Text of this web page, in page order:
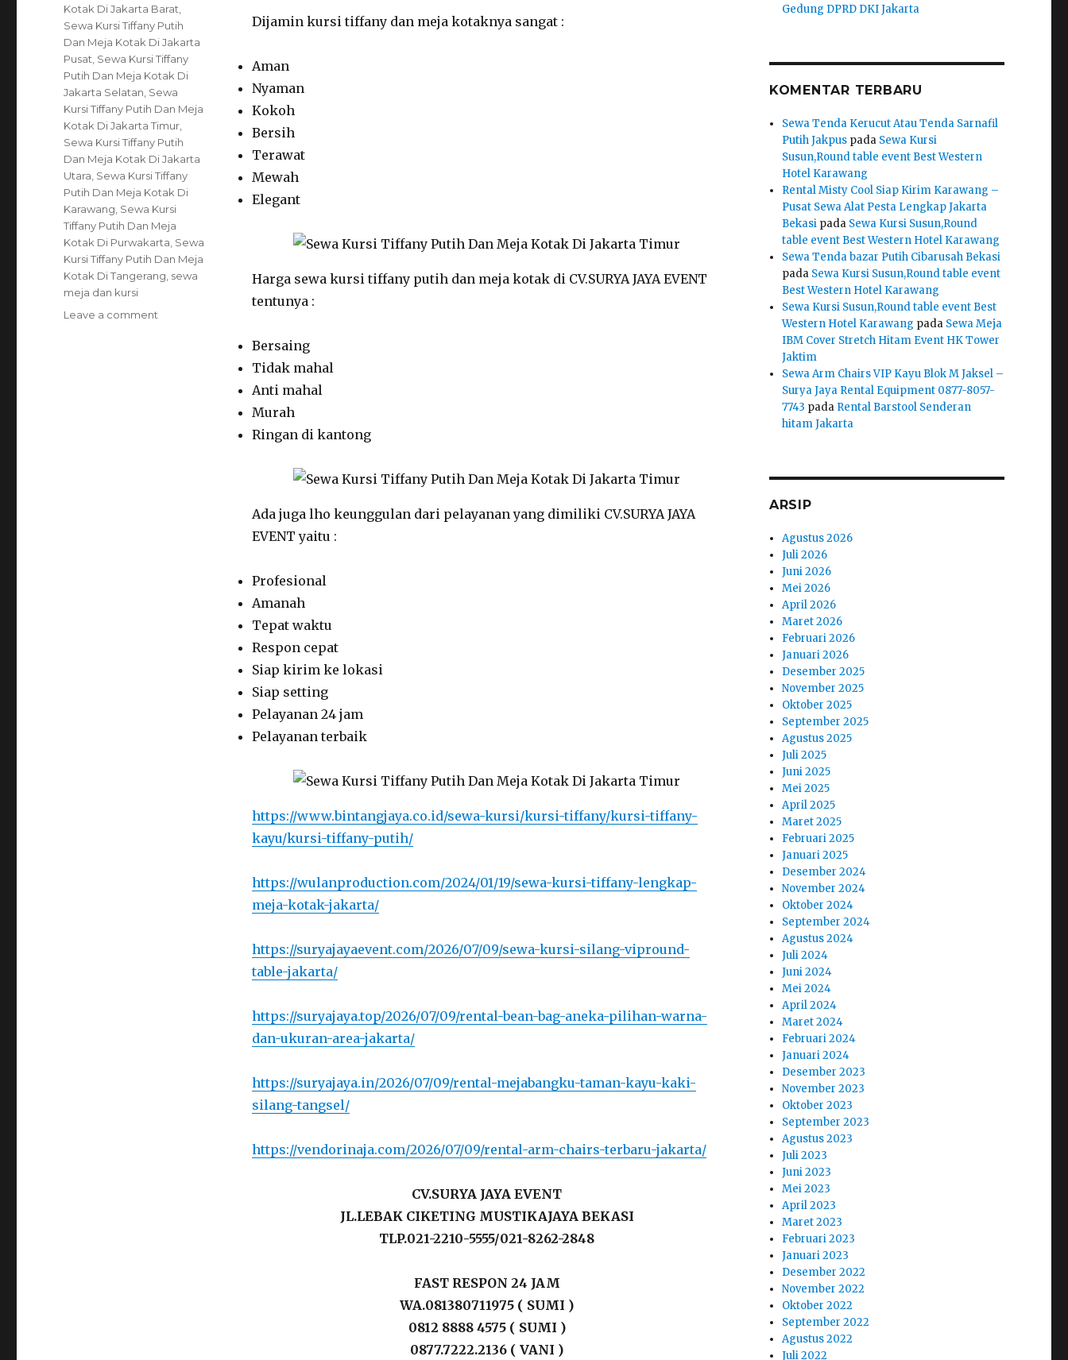
Dijamin kursi tiffany dan meja kotaknya sangat :
Aman
Nyaman
Kokoh
Bersih
Terawat
Mewah
Elegant
Harga sewa kursi tiffany putih dan meja kotak di CV.SURYA JAYA EVENT
tentunya :
Bersaing
Tidak mahal
Anti mahal
Murah
Ringan di kantong
Ada juga lho keunggulan dari pelayanan yang dimiliki CV.SURYA JAYA
EVENT yaitu :
Profesional
Amanah
Tepat waktu
Respon cepat
Siap kirim ke lokasi
Siap setting
Pelayanan 24 jam
Pelayanan terbaik
https://www.bintangjaya.co.id/sewa-kursi/kursi-tiffany/kursi-tiffany-
kayu/kursi-tiffany-putih/
https://wulanproduction.com/2024/01/19/sewa-kursi-tiffany-lengkap-
meja-kotak-jakarta/
https://suryajayaevent.com/2026/07/09/sewa-kursi-silang-vipround-
table-jakarta/
https://suryajaya.top/2026/07/09/rental-bean-bag-aneka-pilihan-warna-
dan-ukuran-area-jakarta/
https://suryajaya.in/2026/07/09/rental-mejabangku-taman-kayu-kaki-
silang-tangsel/
https://vendorinaja.com/2026/07/09/rental-arm-chairs-terbaru-jakarta/
CV.SURYA JAYA EVENT
JL.LEBAK CIKETING MUSTIKAJAYA BEKASI
TLP.021-2210-5555/021-8262-2848
FAST RESPON 24 JAM
WA.081380711975 ( SUMI )
0812 8888 4575 ( SUMI )
0877.7222.2136 ( VANI )
Kotak Di Jakarta Barat
Sewa Kursi Tiffany Putih
Dan Meja Kotak Di Jakarta
Pusat Sewa Kursi Tiffany
Putih Dan Meja Kotak Di
Jakarta Selatan Sewa
Kursi Tiffany Putih Dan Meja
Kotak Di Jakarta Timur
Sewa Kursi Tiffany Putih
Dan Meja Kotak Di Jakarta
Utara Sewa Kursi Tiffany
Putih Dan Meja Kotak Di
Karawang Sewa Kursi
Tiffany Putih Dan Meja
Kotak Di Purwakarta Sewa
Kursi Tiffany Putih Dan Meja
Kotak Di Tangerang sewa
meja dan kursi
Leave a comment
Gedung DPRD DKI Jakarta
KOMENTAR TERBARU
Sewa Tenda Kerucut Atau Tenda Sarnafil
Putih Jakpus pada Sewa Kursi
Susun,Round table event Best Western
Hotel Karawang
Rental Misty Cool Siap Kirim Karawang –
Pusat Sewa Alat Pesta Lengkap Jakarta
Bekasi pada Sewa Kursi Susun,Round
table event Best Western Hotel Karawang
Sewa Tenda bazar Putih Cibarusah Bekasi
pada Sewa Kursi Susun,Round table event
Best Western Hotel Karawang
Sewa Kursi Susun,Round table event Best
Western Hotel Karawang pada Sewa Meja
IBM Cover Stretch Hitam Event HK Tower
Jaktim
Sewa Arm Chairs VIP Kayu Blok M Jaksel –
Surya Jaya Rental Equipment 0877-8057-
7743 pada Rental Barstool Senderan
hitam Jakarta
ARSIP
Agustus 2026
Juli 2026
Juni 2026
Mei 2026
April 2026
Maret 2026
Februari 2026
Januari 2026
Desember 2025
November 2025
Oktober 2025
September 2025
Agustus 2025
Juli 2025
Juni 2025
Mei 2025
April 2025
Maret 2025
Februari 2025
Januari 2025
Desember 2024
November 2024
Oktober 2024
September 2024
Agustus 2024
Juli 2024
Juni 2024
Mei 2024
April 2024
Maret 2024
Februari 2024
Januari 2024
Desember 2023
November 2023
Oktober 2023
September 2023
Agustus 2023
Juli 2023
Juni 2023
Mei 2023
April 2023
Maret 2023
Februari 2023
Januari 2023
Desember 2022
November 2022
Oktober 2022
September 2022
Agustus 2022
Juli 2022